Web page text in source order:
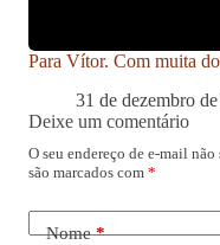
Para Vítor. Com muita
31 de dezembro
Deixe um comentário
O seu endereço de e-mail não
são marcados com *
Nome*